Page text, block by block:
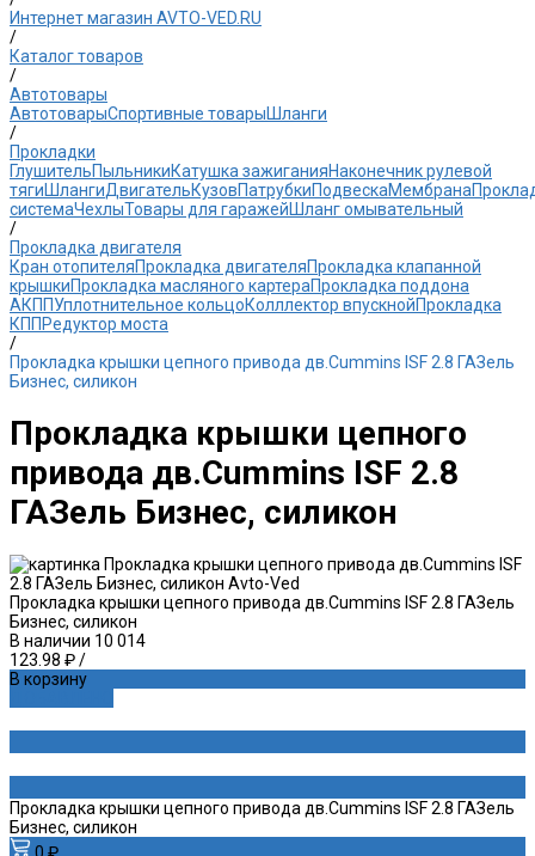
Интернет магазин AVTO-VED.RU
/
Каталог товаров
/
Автотовары
АвтотоварыСпортивные товарыШланги
/
Прокладки
ГлушительПыльникиКатушка зажиганияНаконечник рулевой
тягиШлангиДвигательКузовПатрубкиПодвескаМембрана
системаЧехлыТовары для гаражейШланг омывательный
/
Прокладка двигателя
Кран отопителяПрокладка двигателяПрокладка клапанной
крышкиПрокладка масляного картераПрокладка поддона
АКППУплотнительное кольцоКолллектор впускнойПрокладка
КПП Редуктор моста
/
Прокладка крышки цепного привода дв.Cummins ISF 2.8 ГАЗель
Бизнес, силикон
Прокладка крышки цепного
привода дв.Cummins ISF 2.8
ГАЗель Бизнес, силикон
Прокладка крышки цепного привода дв.Cummins ISF 2.8 ГАЗель
Бизнес, силикон
В наличии 10 014
123.98 ₽/
В корзину
Прокладка крышки цепного привода дв.Cummins ISF 2.8 ГАЗель
Бизнес, силикон
0 ₽